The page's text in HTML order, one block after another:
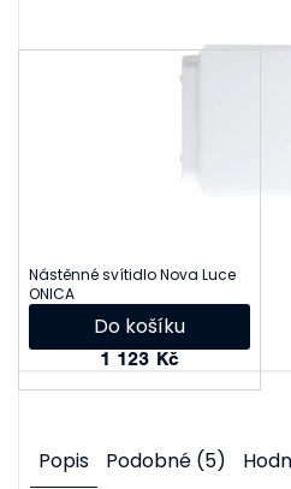
Nástěnné svítidlo Nova Luce
ONICA
1 123 Kč
Do košíku
Popis Podobné (5)